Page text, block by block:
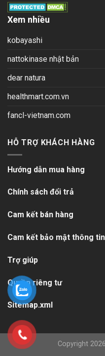
Xem nhiều
kobayashi
nattokinase nhật bản
dear natura
healthmart.com.vn
fancl-vietnam.com
HỖ TRỢ KHÁCH HÀNG
Hướng dẫn mua hàng
Chính sách đổi trả
Cam kết bán hàng
Cam kết bảo mật thông tin
Trợ giúp
Quyền riêng tư
Sitemap.xml
Copyright